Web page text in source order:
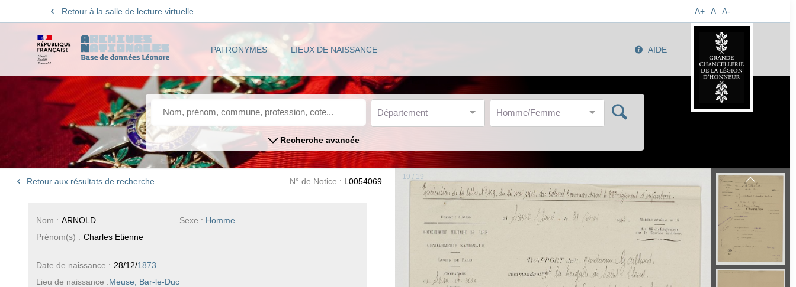
Retour à la salle de lecture virtuelle A+ A A-
PATRONYMES LIEUX DE NAISSANCE AIDE
Département Homme/Femme
Recherche avancée
Retour aux résultats de recherche N° de Notice : L0054069
Sexe : Homme
Nom : ARNOLD
Prénom(s) : Charles Etienne
Date de naissance : 28/12/1873
Lieu de naissance :Meuse, Bar-le-Duc
19 / 19